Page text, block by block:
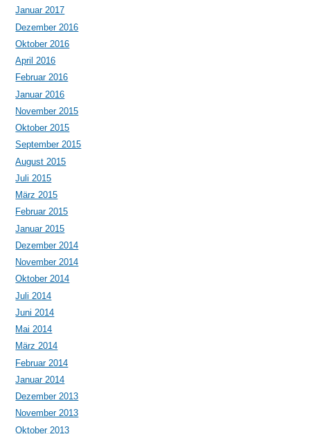
Januar 2017
Dezember 2016
Oktober 2016
April 2016
Februar 2016
Januar 2016
November 2015
Oktober 2015
September 2015
August 2015
Juli 2015
März 2015
Februar 2015
Januar 2015
Dezember 2014
November 2014
Oktober 2014
Juli 2014
Juni 2014
Mai 2014
März 2014
Februar 2014
Januar 2014
Dezember 2013
November 2013
Oktober 2013